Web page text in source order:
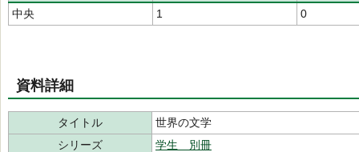
中央
1 0
資料詳細
タイトル
世界の文学
シリーズ
学生 別冊